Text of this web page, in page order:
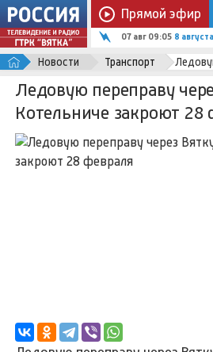
Прямой эфир
07 авг 09:05 8
Новости Транспорт
Ледовую переправу
Котельниче закроют 28